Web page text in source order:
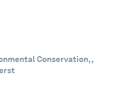
Conservation, ,